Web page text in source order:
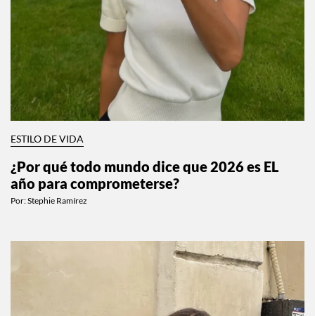
ESTILO DE VIDA
¿Por qué todo mundo dice que 2026 es EL
año para comprometerse?
Por:Stephie Ramírez